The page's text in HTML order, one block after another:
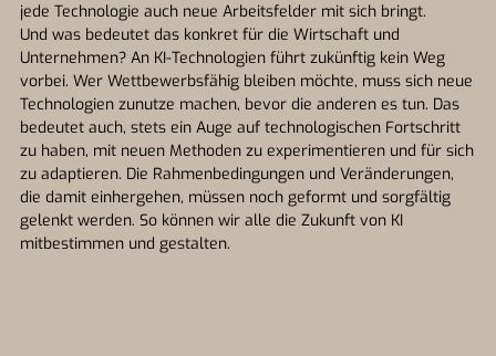
jede Technologie auch neue Arbeitsfelder mit sich bringt.
Und was bedeutet das konkret für die Wirtschaft und
Unternehmen? An KI-Technologien führt zukünftig kein Weg
vorbei. Wer Wettbewerbsfähig bleiben möchte, muss sich neue
Technologien zunutze machen, bevor die anderen es tun. Das
bedeutet auch, stets ein Auge auf technologischen Fortschritt
zu haben, mit neuen Methoden zu experimentieren und für sich
zu adaptieren. Die Rahmenbedingungen und Veränderungen,
die damit einhergehen, müssen noch geformt und sorgfältig
gelenkt werden. So können wir alle die Zukunft von KI
mitbestimmen und gestalten.